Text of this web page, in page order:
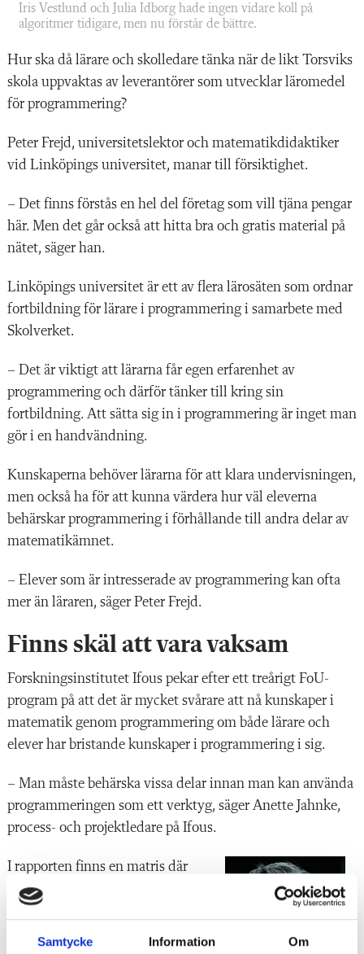
Samtycke Information Om
Iris Vestlund och Julia ­Idborg hade ingen vidare koll på
algoritmer tidigare, men nu förstår de bättre.
Hur ska då lärare och skolledare tänka när de likt Torsviks
skola uppvaktas av leverantörer som utvecklar läromedel
för programmering?
Peter Frejd, universitetslektor och matematikdidaktiker
vid Linköpings universitet, manar till försiktighet.
– Det finns förstås en hel del företag som vill tjäna pengar
här. Men det går också att hitta bra och gratis material på
nätet, säger han.
Linköpings universitet är ett av flera lärosäten som ordnar
fortbildning för lärare i programmering i samarbete med
Skolverket.
– Det är viktigt att lärarna får egen erfarenhet av
programmering och därför tänker till kring sin
fortbildning. Att sätta sig in i programmering är inget man
gör i en handvändning.
Kunskaperna behöver lärarna för att klara undervisningen,
men också ha för att kunna värdera hur väl eleverna
behärskar programmering i förhållande till andra delar av
matematikämnet.
– Elever som är intresserade av programmering kan ofta
mer än läraren, säger Peter Frejd.
Finns skäl att vara vaksam
Forskningsinstitutet Ifous pekar efter ett treårigt FoU-
program på att det är mycket svårare att nå kunskaper i
matematik genom programmering om både lärare och
elever har bristande kunskaper i programmering i sig.
– Man måste behärska vissa delar innan man kan använda
programmeringen som ett verktyg, säger Anette Jahnke,
process- och projektledare på Ifous.
I rapporten finns en matris där
forskarna visar hur lärare kan
arbeta för att öka elevernas